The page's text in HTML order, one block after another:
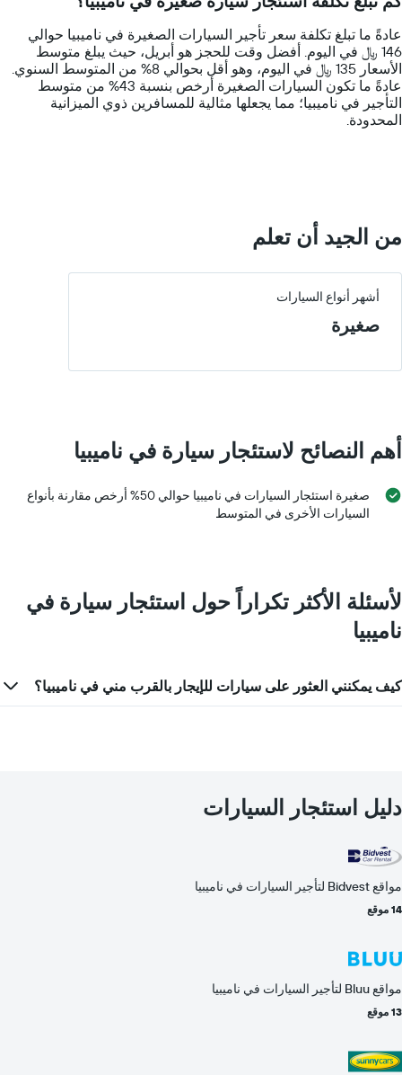
categories.
chart
has
1
Y
axis
displaying
عادةً ما تبلغ تكلفة سعر تأجير السيارات الصغيرة في ناميبيا حوالي
146 ﷼ في اليوم. أفضل وقت للحجز هو أبريل، حيث يبلغ متوسط
الأسعار 135 ﷼ في اليوم، وهو أقل بحوالي 8% من المتوسط السنوي.
عادةً ما تكون السيارات الصغيرة أرخص بنسبة 43% من متوسط
التأجير في ناميبيا؛ مما يجعلها مثالية للمسافرين ذوي الميزانية
المحدودة.
من الجيد أن تعلم
أشهر أنواع السيارات
صغيرة
أهم النصائح لاستئجار سيارة في ناميبيا
صغيرة استئجار السيارات في ناميبيا حوالي 50% أرخص مقارنة بأنواع
السيارات الأخرى في المتوسط
لأسئلة الأكثر تكراراً حول استئجار سيارة في
ناميبيا
كيف يمكنني العثور على سيارات للإيجار بالقرب مني في ناميبيا؟
دليل استئجار السيارات
مواقع Bidvest لتأجير السيارات في ناميبيا
14 موقع
مواقع Bluu لتأجير السيارات في ناميبيا
13 موقع